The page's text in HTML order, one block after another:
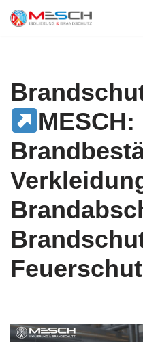
MESCH: